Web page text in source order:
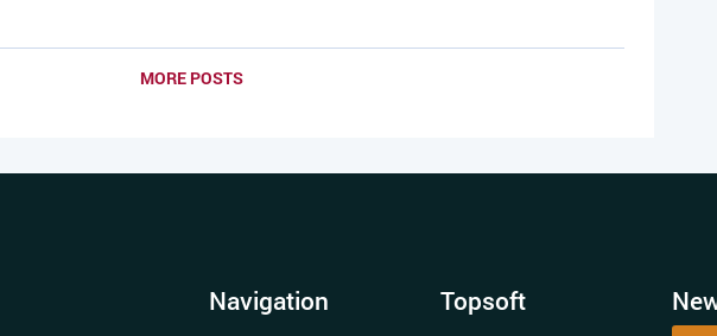
MORE POSTS
Navigation Topsoft